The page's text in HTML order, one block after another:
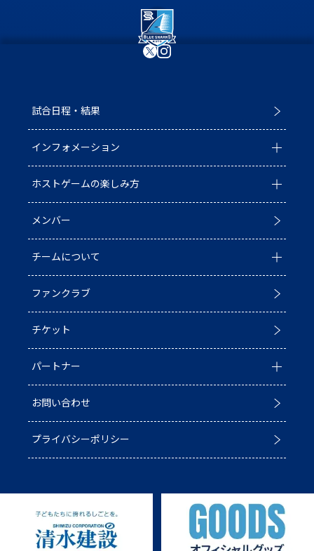
試合日程・結果
インフォメーション
全ての記事
イベント
お知らせ
試合情報
普及活動
ACADEMY
ホストゲームの楽しみ方
ホストゲームについて
D1/D2入替戦
ホストゲーム最終
第6戦ホストゲーム
青鮫祭り2026
第4戦ホストゲーム
第3戦ホストゲーム
第1戦ホストゲーム
メンバー
チームについて
チーム情報
チームの歴史
ホストのご案内
ファンクラブ
チケット
パートナー
パートナー一覧
パートナー募集
お問い合わせ
プライバシーポリシー